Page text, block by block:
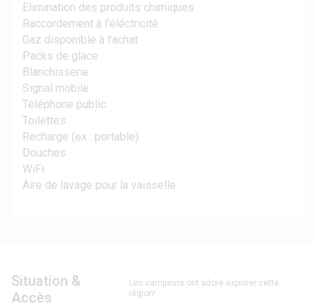
Elimination des produits chimiques
Raccordement à l'éléctricité
Gaz disponible à l'achat
Packs de glace
Blanchisserie
Signal mobile
Téléphone public
Toilettes
Recharge (ex : portable)
Douches
WiFi
Aire de lavage pour la vaisselle
Situation &
Accès
Les campeurs ont adoré explorer cette
région!